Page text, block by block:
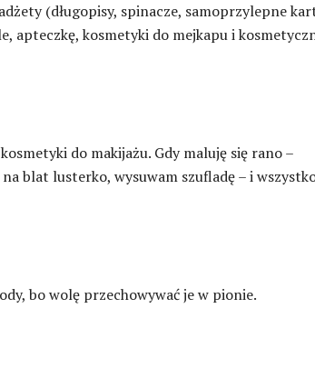
(długopisy, spinacze, samoprzylepne
apteczkę, kosmetyki do mejkapu i
do makijażu. Gdy maluję się rano –
blat lusterko, wysuwam szufladę – i
bo wolę przechowywać je w pionie.